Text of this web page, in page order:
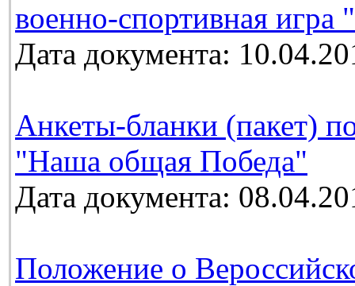
военно-спортивная
Дата документа:
Анкеты-бланки (пакет)
"Наша общая Победа"
Дата документа:
Положение о